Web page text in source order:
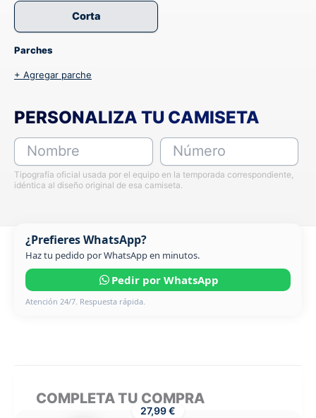
Corta
Parches
+ Agregar parche
PERSONALIZA TU CAMISETA
Nombre Número
Tipografía oficial usada por el equipo en la temporada correspondiente,
idéntica al diseño original de esa camiseta.
¿Prefieres WhatsApp?
Haz tu pedido por WhatsApp en minutos.
Pedir por WhatsApp
Atención 24/7. Respuesta rápida.
COMPLETA TU COMPRA
27,99 €